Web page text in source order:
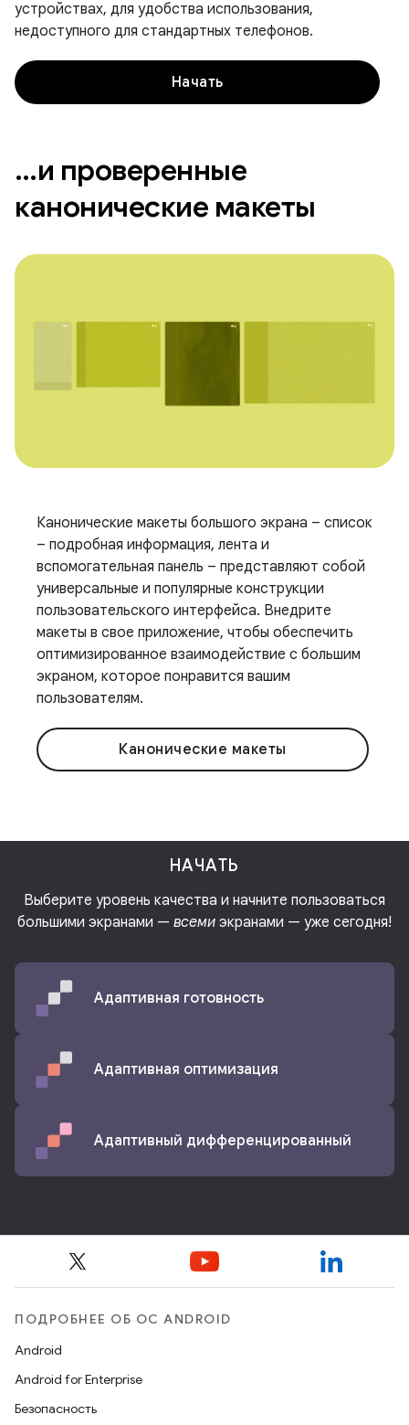
устройствах, для удобства использования,
недоступного для стандартных телефонов.
Начать
…и проверенные
канонические макеты
Канонические макеты большого экрана – список
– подробная информация, лента и
вспомогательная панель – представляют собой
универсальные и популярные конструкции
пользовательского интерфейса. Внедрите
макеты в свое приложение, чтобы обеспечить
оптимизированное взаимодействие с большим
экраном, которое понравится вашим
пользователям.
Канонические макеты
НАЧАТЬ
Выберите уровень качества и начните пользоваться
большими экранами — всеми экранами — уже сегодня!
Адаптивная готовность
Адаптивная оптимизация
Адаптивный дифференцированный
ПОДРОБНЕЕ ОБ ОС ANDROID
Android
Android for Enterprise
Безопасность